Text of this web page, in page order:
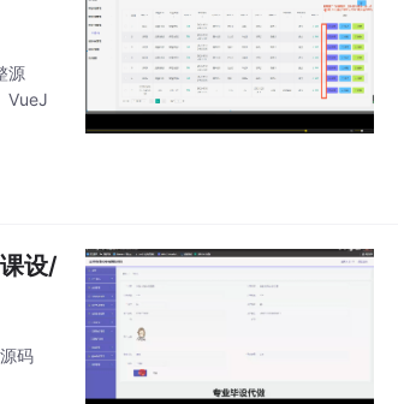
源
VueJ
设/
码